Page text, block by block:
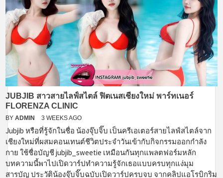
JUBJIB สาวสายไลฟ์สไตล์ ฟิตเนสเชียงใหม่ พาร์ทเนอร์
FLORENZA CLINIC
BY ADMIN 3 WEEKS AGO
Jubjib หรือที่รู้จักในชื่อ น้องจุ๊บจิ๊บ เป็นครีเอเตอร์สายไลฟ์สไตล์จาก
เชียงใหม่ที่ผสมคอนเทนต์ชีวิตประจำวันเข้ากับกิจกรรมออกกำลัง
กาย ใช้ชื่อบัญชี jubjib_sweetie เหมือนกันทุกแพลตฟอร์มหลัก
บทความนี้พาไปเปิดวาร์ปทำความรู้จักเธอแบบครบทุกแง่มุม
สารบัญ ประวัติน้องจุ๊บจิ๊บฉบับเปิดวาร์ปครบจบ จากคลิปแอโรบิกริม